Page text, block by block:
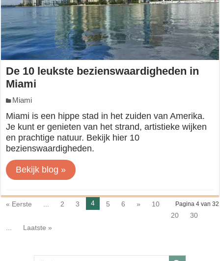
De 10 leukste bezienswaardigheden in
Miami
Miami
Miami is een hippe stad in het zuiden van Amerika.
Je kunt er genieten van het strand, artistieke wijken
en prachtige natuur. Bekijk hier 10
bezienswaardigheden.
Bekijk blog »
Pagina 4 van 32
« Eerste ... 2 3 4 5 6 »
10
20
30
...
Laatste »